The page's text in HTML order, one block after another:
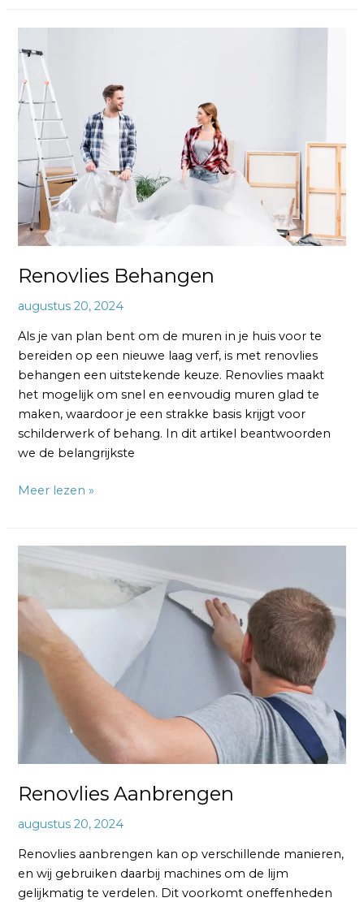
Renovlies Behangen
augustus 20, 2024
Als je van plan bent om de muren in je huis voor te
bereiden op een nieuwe laag verf, is met renovlies
behangen een uitstekende keuze. Renovlies maakt
het mogelijk om snel en eenvoudig muren glad te
maken, waardoor je een strakke basis krijgt voor
schilderwerk of behang. In dit artikel beantwoorden
we de belangrijkste
Behangen
Meer lezen »
Renovlies Aanbrengen
augustus 20, 2024
Renovlies aanbrengen kan op verschillende manieren,
en wij gebruiken daarbij machines om de lijm
gelijkmatig te verdelen. Dit voorkomt oneffenheden
Aanbrengen